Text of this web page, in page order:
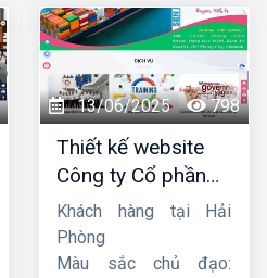
13/06/2025 798
Thiết kế website
Công ty Cổ phần
dịch vụ hàng hải
Sen
Khách hàng tại Hải
Phòng
Màu sắc chủ đạo: